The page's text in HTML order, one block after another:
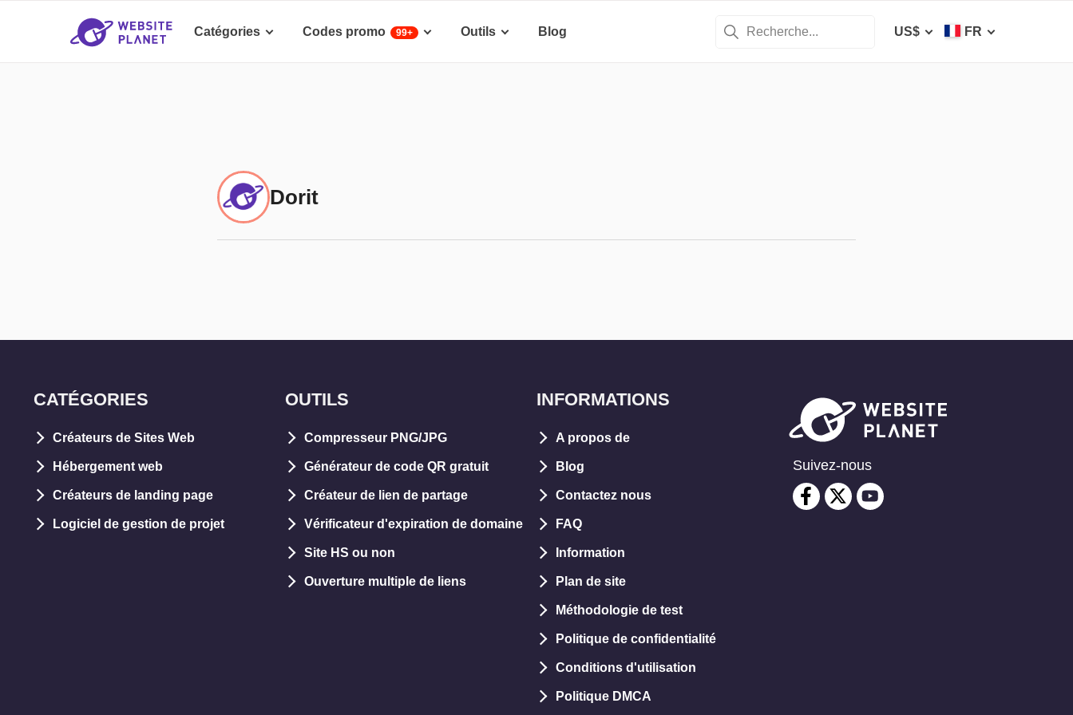
Catégories Codes promo 99+ Outils Blog US$ FR
Dorit
CATÉGORIES
Créateurs de Sites Web
Hébergement web
Créateurs de landing page
Logiciel de gestion de projet
OUTILS
Compresseur PNG/JPG
Générateur de code QR gratuit
Créateur de lien de partage
Vérificateur d'expiration de domaine
Site HS ou non
Ouverture multiple de liens
INFORMATIONS
A propos de
Blog
Contactez nous
FAQ
Information
Plan de site
Méthodologie de test
Politique de confidentialité
Conditions d'utilisation
Politique DMCA
Suivez-nous